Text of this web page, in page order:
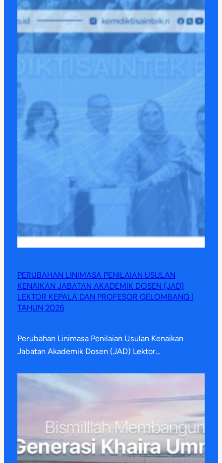
PERUBAHAN LINIMASA PENILAIAN USULAN
KENAIKAN JABATAN AKADEMIK DOSEN (JAD)
LEKTOR KEPALA DAN PROFESOR GELOMBANG I
TAHUN 2026
Perubahan Linimasa Penilaian Usulan Kenaikan
Jabatan Akademik Dosen (JAD) Lektor…